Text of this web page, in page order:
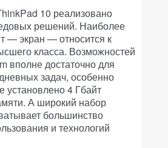
10 реализовано
решений. Наиболее
— экран — относится к
класса. Возможностей
вполне достаточно для
задач, особенно
установлено 4 Гбайт
А широкий набор
большинство
и технологий